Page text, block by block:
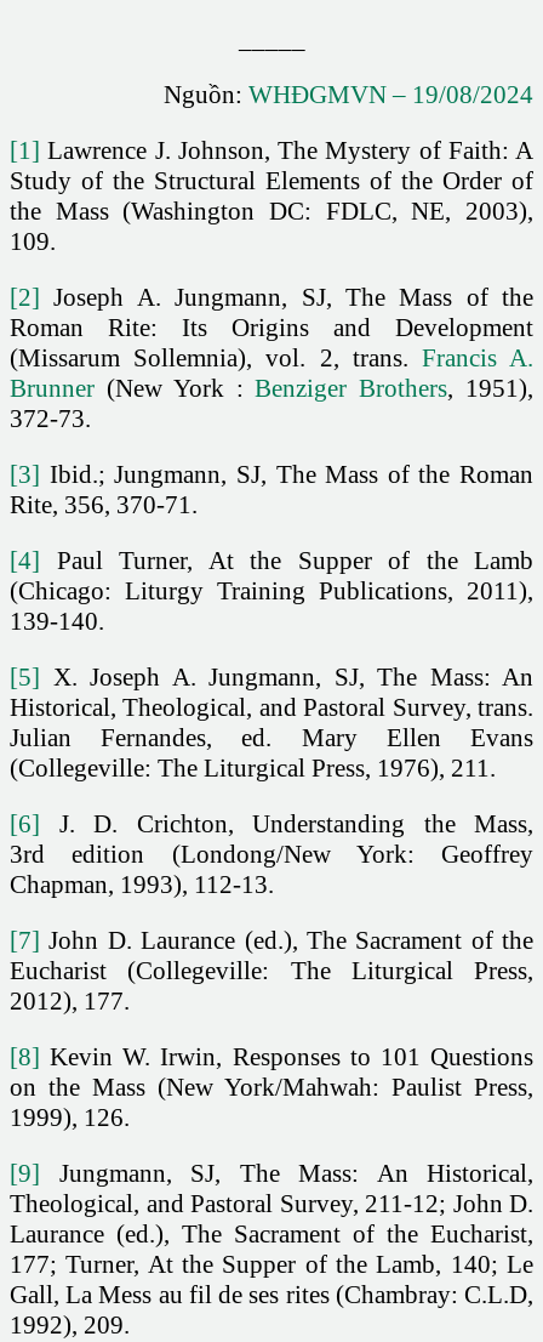
Nguồn: WHĐGMVN – 19/08/2024
[1] Lawrence J. Johnson, The Mystery of Faith: A
Study of the Structural Elements of the Order of
the Mass (Washington DC: FDLC, NE, 2003),
109.
[2] Joseph A. Jungmann, SJ, The Mass of the
Roman Rite: Its Origins and Development
(Missarum Sollemnia), vol. 2, trans. Francis A.
Brunner (New York :Benziger Brothers, 1951),
372-73.
[3] Ibid.; Jungmann, SJ, The Mass of the Roman
Rite, 356, 370-71.
[4] Paul Turner, At the Supper of the Lamb
(Chicago: Liturgy Training Publications, 2011),
139-140.
[5] X. Joseph A. Jungmann, SJ, The Mass: An
Historical, Theological, and Pastoral Survey, trans.
Julian Fernandes, ed. Mary Ellen Evans
(Collegeville: The Liturgical Press, 1976), 211.
[6] J. D. Crichton, Understanding the Mass,
3rd edition (Londong/New York: Geoffrey
Chapman, 1993), 112-13.
[7] John D. Laurance (ed.), The Sacrament of the
Eucharist (Collegeville: The Liturgical Press,
2012), 177.
[8] Kevin W. Irwin, Responses to 101 Questions
on the Mass (New York/Mahwah: Paulist Press,
1999), 126.
[9] Jungmann, SJ, The Mass: An Historical,
Theological, and Pastoral Survey, 211-12; John D.
Laurance (ed.), The Sacrament of the Eucharist,
177; Turner, At the Supper of the Lamb, 140; Le
Gall, La Mess au fil de ses rites (Chambray: C.L.D,
1992), 209.